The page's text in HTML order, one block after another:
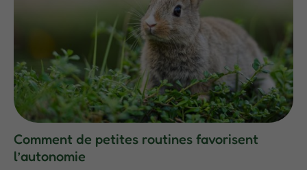
Comment de petites routines favorisent
l’autonomie